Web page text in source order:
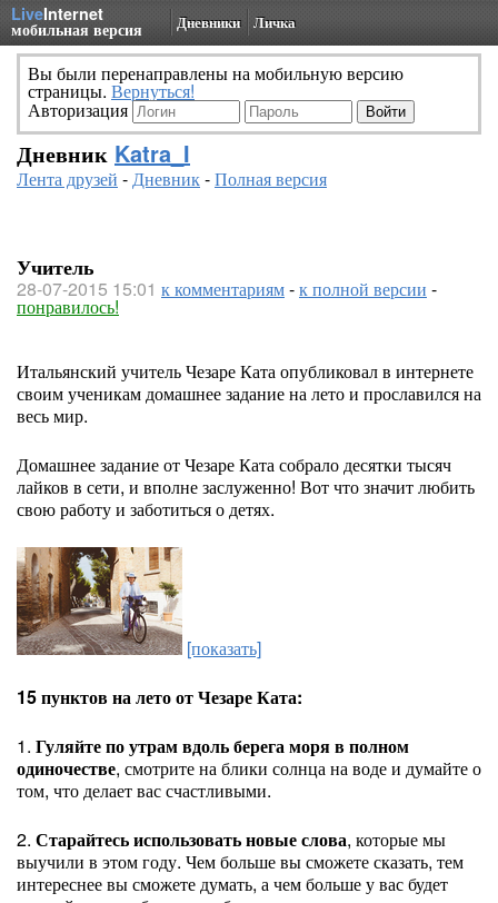
LiveInternet
мобильная версия Дневники Личка
Вы были перенаправлены на мобильную версию
страницы. Вернуться!
Авторизация
Дневник Katra_I
Лента друзей -Дневник-Полная версия
Учитель
28-07-2015 15:01 к комментариям-к полной версии -
понравилось!
Итальянский учитель Чезаре Ката опубликовал в интернете
своим ученикам домашнее задание на лето и прославился на
весь мир.
Домашнее задание от Чезаре Ката собрало десятки тысяч
лайков в сети, и вполне заслуженно! Вот что значит любить
свою работу и заботиться о детях.
[показать]
15 пунктов на лето от Чезаре Ката:
1. Гуляйте по утрам вдоль берега моря в полном
одиночестве, смотрите на блики солнца на воде и думайте о
том, что делает вас счастливыми.
2. Старайтесь использовать новые слова, которые мы
выучили в этом году. Чем больше вы сможете сказать, тем
интереснее вы сможете думать, а чем больше у вас будет